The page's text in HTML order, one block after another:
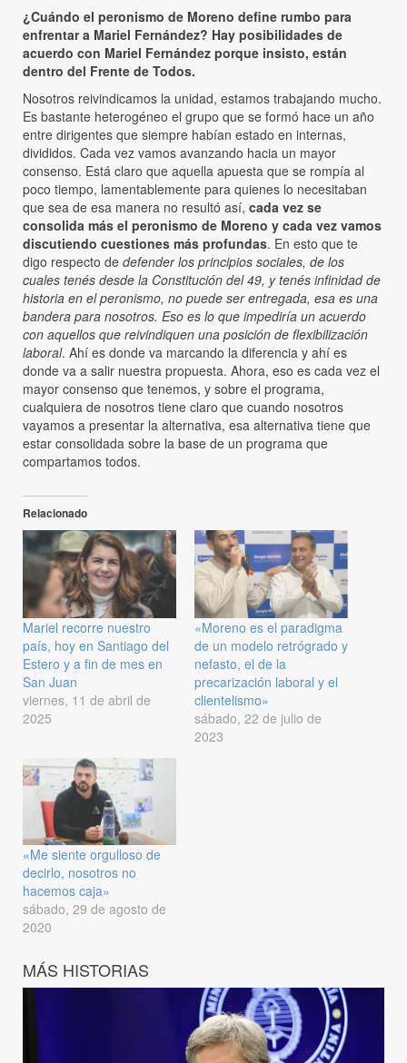
¿Cuándo el peronismo de Moreno define rumbo para
enfrentar a Mariel Fernández? Hay posibilidades de
acuerdo con Mariel Fernández porque insisto, están
dentro del Frente de Todos.
Nosotros reivindicamos la unidad, estamos trabajando mucho.
Es bastante heterogéneo el grupo que se formó hace un año
entre dirigentes que siempre habían estado en internas,
divididos. Cada vez vamos avanzando hacia un mayor
consenso. Está claro que aquella apuesta que se rompía al
poco tiempo, lamentablemente para quienes lo necesitaban
que sea de esa manera no resultó así, cada vez se
consolida más el peronismo de Moreno y cada vez vamos
discutiendo cuestiones más profundas. En esto que te
digo respecto de defender los principios sociales, de los
cuales tenés desde la Constitución del 49, y tenés infinidad de
historia en el peronismo, no puede ser entregada, esa es una
bandera para nosotros. Eso es lo que impediría un acuerdo
con aquellos que reivindiquen una posición de flexibilización
laboral. Ahí es donde va marcando la diferencia y ahí es
donde va a salir nuestra propuesta. Ahora, eso es cada vez el
mayor consenso que tenemos, y sobre el programa,
cualquiera de nosotros tiene claro que cuando nosotros
vayamos a presentar la alternativa, esa alternativa tiene que
estar consolidada sobre la base de un programa que
compartamos todos.
Relacionado
Mariel recorre nuestro
país, hoy en Santiago del
Estero y a fin de mes en
San Juan
viernes, 11 de abril de
2025
«Moreno es el paradigma
de un modelo retrógrado y
nefasto, el de la
precarización laboral y el
clientelismo»
sábado, 22 de julio de
2023
«Me siente orgulloso de
decirlo, nosotros no
hacemos caja»
sábado, 29 de agosto de
2020
MÁS HISTORIAS